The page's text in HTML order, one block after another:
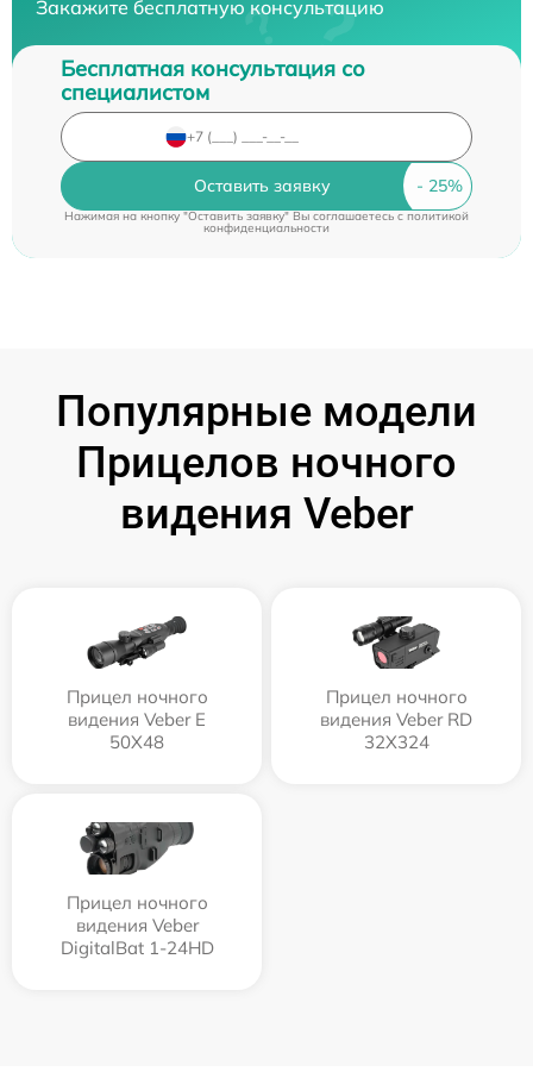
Закажите бесплатную консультацию
Бесплатная консультация со
специалистом
Оставить заявку
Нажимая на кнопку "Оставить заявку" Вы соглашаетесь cполитикой
конфиденциальности
Популярные модели
Прицелов ночного
видения Veber
Прицел ночного
видения Veber E
50X48
Прицел ночного
видения Veber RD
32X324
Прицел ночного
видения Veber
DigitalBat 1-24HD